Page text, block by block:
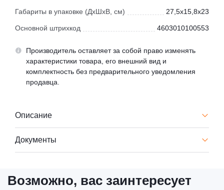
Габариты в упаковке (ДхШхВ, см) 27,5x15,8x23
Основной штрихкод 4603010100553
Производитель оставляет за собой право изменять
характеристики товара, его внешний вид и
комплектность без предварительного уведомления
продавца.
Описание
Документы
Возможно, вас заинтересует